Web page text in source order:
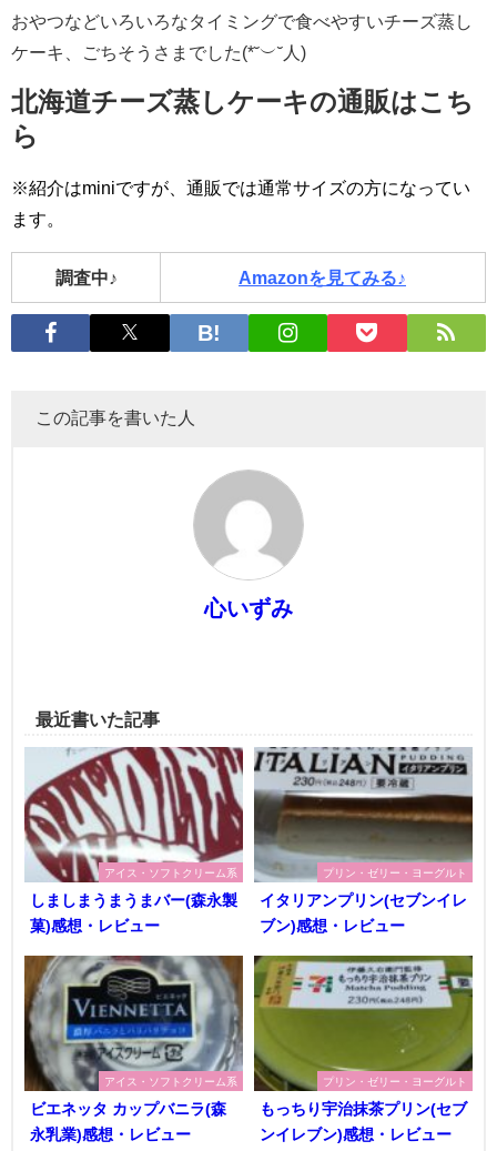
おやつなどいろいろなタイミングで食べやすいチーズ蒸し
ケーキ、ごちそうさまでした(*˘︶˘人)
北海道チーズ蒸しケーキの通販はこち
ら
※紹介はminiですが、通販では通常サイズの方になってい
ます。
調査中♪ Amazonを見てみる♪
この記事を書いた人
心いずみ
最近書いた記事
アイス・ソフトクリーム系
しましまうまうまバー(森永製
菓)感想・レビュー
プリン・ゼリー・ヨーグルト
イタリアンプリン(セブンイレ
ブン)感想・レビュー
アイス・ソフトクリーム系
ビエネッタ カップバニラ(森
永乳業)感想・レビュー
プリン・ゼリー・ヨーグルト
もっちり宇治抹茶プリン(セブ
ンイレブン)感想・レビュー